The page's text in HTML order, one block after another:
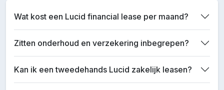
Wat kost een Lucid financial lease per maand?
Zitten onderhoud en verzekering inbegrepen?
Kan ik een tweedehands Lucid zakelijk leasen?